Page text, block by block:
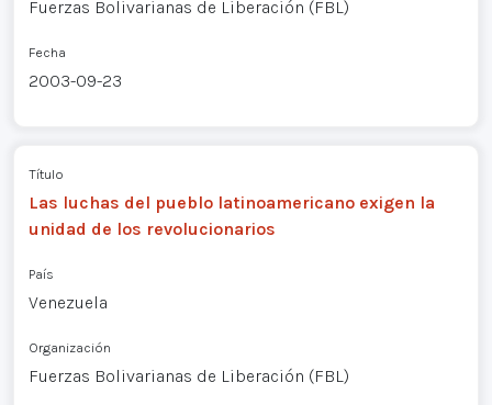
Fuerzas Bolivarianas de Liberación (FBL)
Fecha
2003-09-23
Título
Las luchas del pueblo latinoamericano exigen la
unidad de los revolucionarios
País
Venezuela
Organización
Fuerzas Bolivarianas de Liberación (FBL)